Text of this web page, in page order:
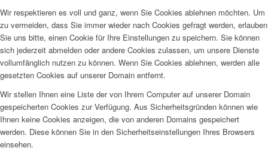
Wir respektieren es voll und ganz, wenn Sie Cookies ablehnen möchten. Um
zu vermeiden, dass Sie immer wieder nach Cookies gefragt werden, erlauben
Sie uns bitte, einen Cookie für Ihre Einstellungen zu speichern. Sie können
sich jederzeit abmelden oder andere Cookies zulassen, um unsere Dienste
vollumfänglich nutzen zu können. Wenn Sie Cookies ablehnen, werden alle
gesetzten Cookies auf unserer Domain entfernt.
Wir stellen Ihnen eine Liste der von Ihrem Computer auf unserer Domain
gespeicherten Cookies zur Verfügung. Aus Sicherheitsgründen können wie
Ihnen keine Cookies anzeigen, die von anderen Domains gespeichert
werden. Diese können Sie in den Sicherheitseinstellungen Ihres Browsers
einsehen.